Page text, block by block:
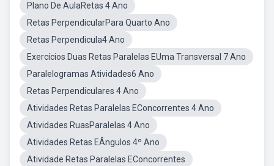
Plano De AulaRetas 4 Ano
Retas PerpendicularPara Quarto Ano
Retas Perpendicula4 Ano
Exercícios Duas Retas Paralelas EUma Transversal 7 Ano
Paralelogramas Atividades6 Ano
Retas Perpendiculares 4 Ano
Atividades Retas Paralelas EConcorrentes 4 Ano
Atividades RuasParalelas 4 Ano
Atividades Retas EÂngulos 4º Ano
Atividade Retas Paralelas EConcorrentes